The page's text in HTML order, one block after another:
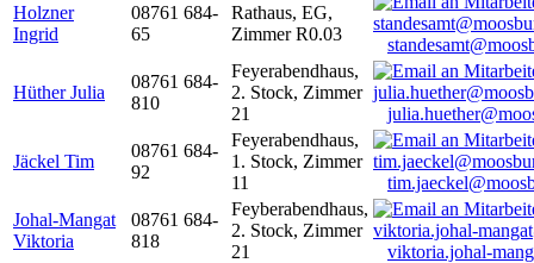
Holzner
Ingrid
08761 684-
65
Rathaus, EG,
Zimmer R0.03
Hüther Julia
08761 684-
810
Feyerabendhaus,
2. Stock, Zimmer
21
Jäckel Tim
08761 684-
92
Feyerabendhaus,
1. Stock, Zimmer
11
Johal-Mangat
Viktoria
08761 684-
818
Feyberabendhaus,
2. Stock, Zimmer
21
viktoria.johal-